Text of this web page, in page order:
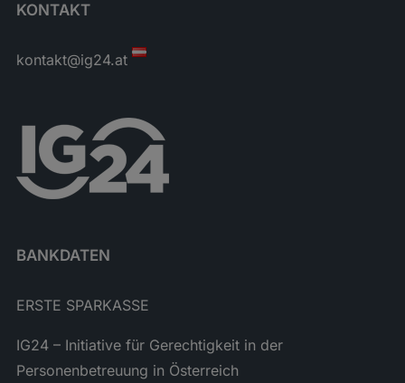
KONTAKT
kontakt@ig24.at
BANKDATEN
ERSTE SPARKASSE
IG24 – Initiative für Gerechtigkeit in der
Personenbetreuung in Österreich